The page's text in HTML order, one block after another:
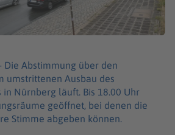
Die Abstimmung über den
umstrittenen Ausbau des
Nürnberg läuft. Bis 18.00 Uhr
geöffnet, bei denen die
Stimme abgeben können.